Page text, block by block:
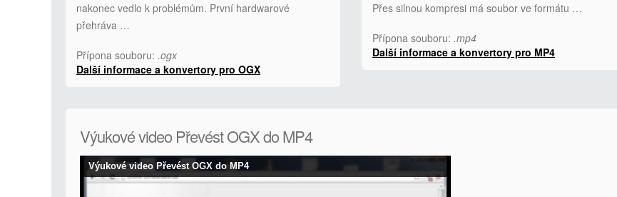
nakonec vedlo k problémům. První hardwarové
přehráva …
Přípona souboru: .ogx
Další informace a konvertory pro OGX
Přes silnou kompresi má soubor ve formátu …
Přípona souboru: .mp4
Další informace a konvertory pro MP4
Výukové video Převést OGX do MP4
Výukové video Převést OGX do MP4